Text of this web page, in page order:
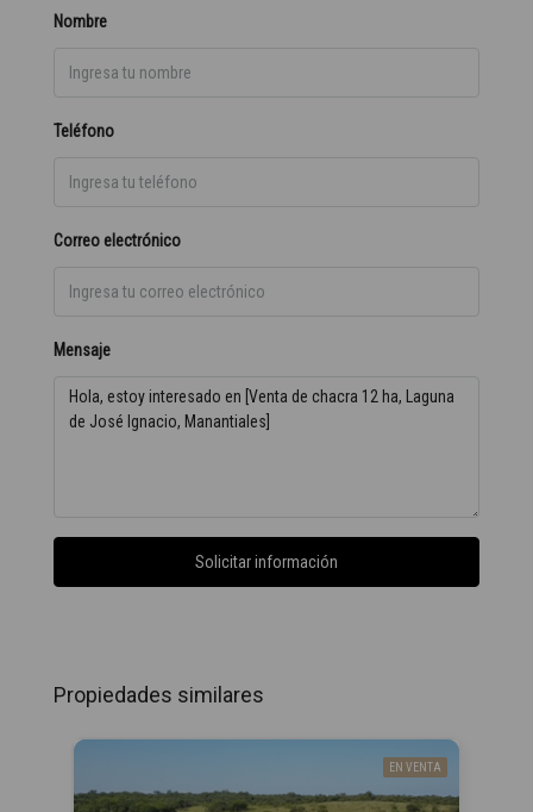
Nombre
Teléfono
Correo electrónico
Mensaje
Solicitar información
Propiedades similares
EN VENTA